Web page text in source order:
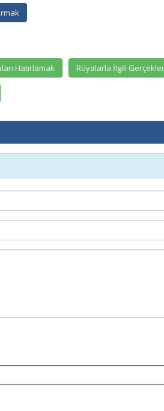
Hatırlamak Rüyalarla İlgili Gerçekler